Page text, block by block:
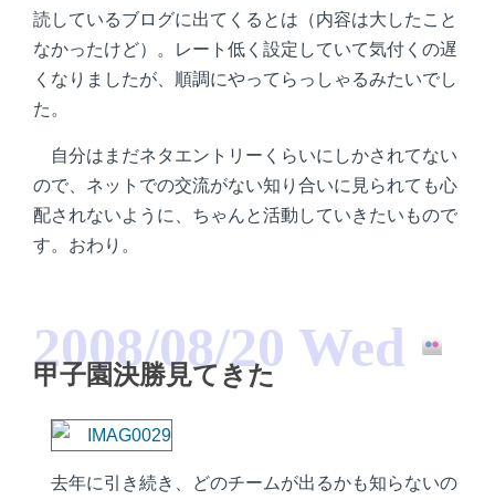
読しているブログに出てくるとは（内容は大したこと
なかったけど）。レート低く設定していて気付くの遅
くなりましたが、順調にやってらっしゃるみたいでし
た。
自分はまだネタエントリーくらいにしかされてない
ので、ネットでの交流がない知り合いに見られても心
配されないように、ちゃんと活動していきたいもので
す。おわり。
2008/08/20 Wed
甲子園決勝見てきた
去年に引き続き、どのチームが出るかも知らないの